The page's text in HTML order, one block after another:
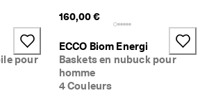
160,00 €
pour
ECCO Biom Energi
Baskets en nubuck pour
homme
4 Couleurs